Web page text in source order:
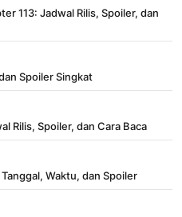
113: Jadwal Rilis, Spoiler, dan
Spoiler Singkat
Rilis, Spoiler, dan Cara Baca
Waktu, dan Spoiler